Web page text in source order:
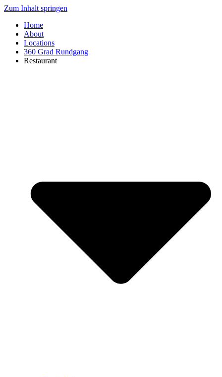
Zum Inhalt springen
Home
About
Locations
360 Grad Rundgang
Restaurant